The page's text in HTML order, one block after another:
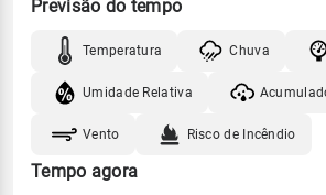
Previsão do tempo
Temperatura Chuva
Umidade Relativa
Vento Risco de Incêndio
Tempo agora